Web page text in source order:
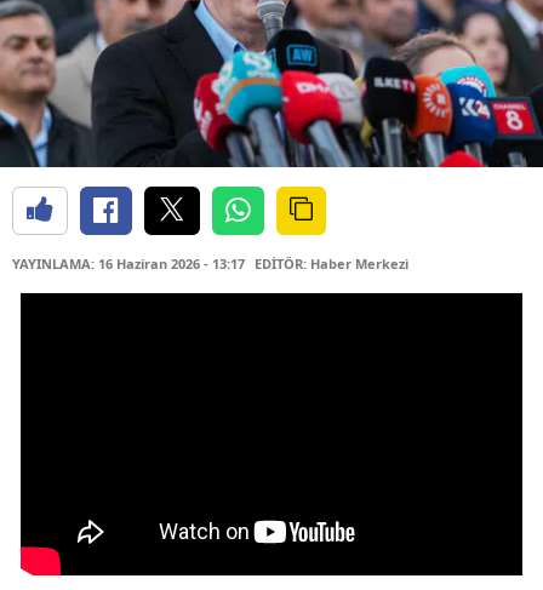
YAYINLAMA: 16 Haziran 2026 - 13:17 EDİTÖR: Haber Merkezi